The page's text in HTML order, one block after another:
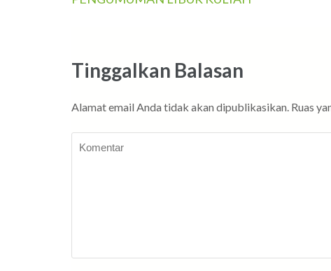
Tinggalkan Balasan
Alamat email Anda tidak akan dipublikasikan. Ruas